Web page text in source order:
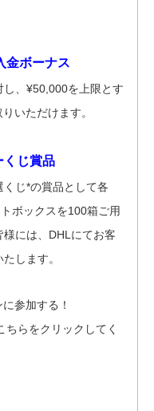
金ボーナス
、¥50,000を上限とす
いただけます。
くじ賞品
じ*の賞品として各
ボックスを100箱ご用
には、DHLにてお客
します。
参加する！
らをクリックしてく